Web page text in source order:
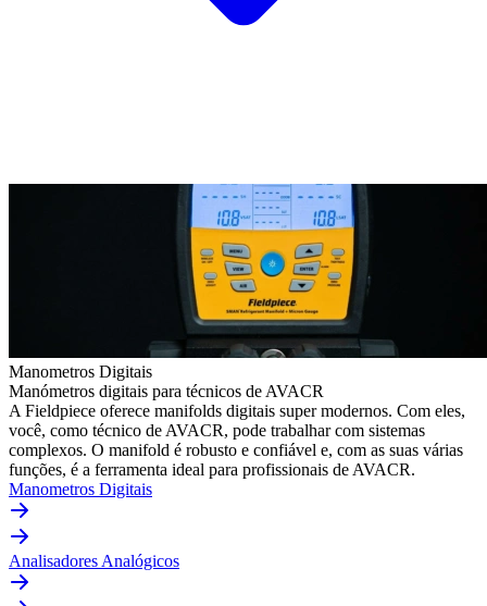
Manometros Digitais
Manómetros digitais para técnicos de AVACR
A Fieldpiece oferece manifolds digitais super modernos. Com eles,
você, como técnico de AVACR, pode trabalhar com sistemas
complexos. O manifold é robusto e confiável e, com as suas várias
funções, é a ferramenta ideal para profissionais de AVACR.
Manometros Digitais
Analisadores Analógicos